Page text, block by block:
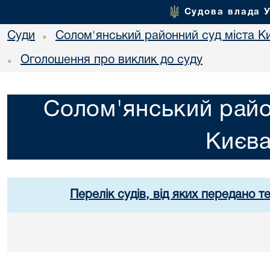
Судова влада
Суди • Солом'янський районний суд міста
• Оголошення про виклик до суду
Солом'янський
Перелік судів, від яких передано